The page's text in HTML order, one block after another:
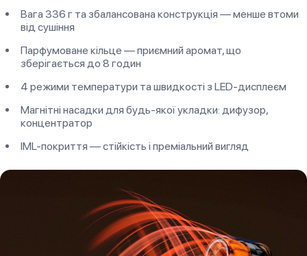
Вага 336 г та збалансована конструкція — менше втоми
від сушіння
Парфумоване кільце — приємний аромат, що
зберігається до 8 годин
4 режими температури та швидкості з LED-дисплеєм
Магнітні насадки для будь-якої укладки: дифузор,
концентратор
IML-покриття — стійкість і преміальний вигляд